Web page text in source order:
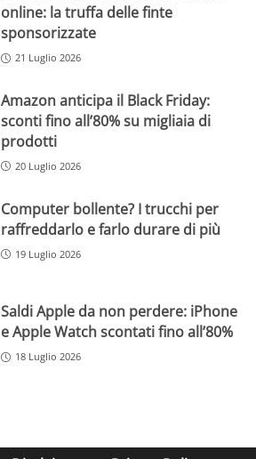
online: la truffa delle finte
sponsorizzate
21 Luglio 2026
Amazon anticipa il Black Friday:
sconti fino all’80% su migliaia di
prodotti
20 Luglio 2026
Computer bollente? I trucchi per
raffreddarlo e farlo durare di più
19 Luglio 2026
Saldi Apple da non perdere: iPhone
e Apple Watch scontati fino all’80%
18 Luglio 2026